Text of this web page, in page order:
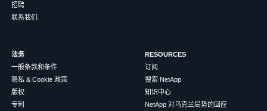
招聘
联系我们
法务
一般条款和条件
隐私 & Cookie 政策
版权
专利
RESOURCES
订阅
搜索 NetApp
知识中心
NetApp 对乌克兰局势的回应